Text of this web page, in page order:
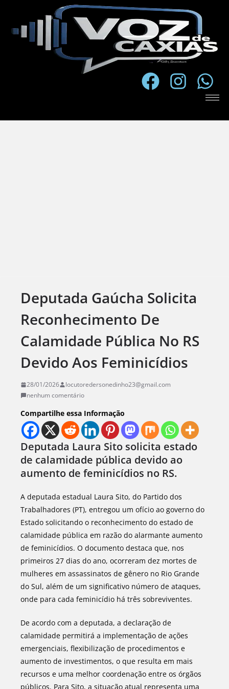
Deputada Gaúcha Solicita
Reconhecimento De
Calamidade Pública No RS
Devido Aos Feminicídios
28/01/2026
locutoredersonedinho23@gmail.com
nenhum comentário
Compartilhe essa Informação
Deputada Laura Sito solicita estado
de calamidade pública devido ao
aumento de feminicídios no RS.
A deputada estadual Laura Sito, do Partido dos
Trabalhadores (PT), entregou um ofício ao governo do
Estado solicitando o reconhecimento do estado de
calamidade pública em razão do alarmante aumento
de feminicídios. O documento destaca que, nos
primeiros 27 dias do ano, ocorreram dez mortes de
mulheres em assassinatos de gênero no Rio Grande
do Sul, além de um significativo número de ataques,
onde para cada feminicídio há três sobreviventes.
De acordo com a deputada, a declaração de
calamidade permitirá a implementação de ações
emergenciais, flexibilização de procedimentos e
aumento de investimentos, o que resulta em mais
recursos e uma melhor coordenação entre os órgãos
públicos. Para Sito, a situação atual representa uma